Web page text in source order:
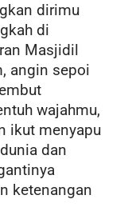
dirimu
di
Masjidil
angin sepoi
wajahmu,
ikut menyapu
dan
ketenangan